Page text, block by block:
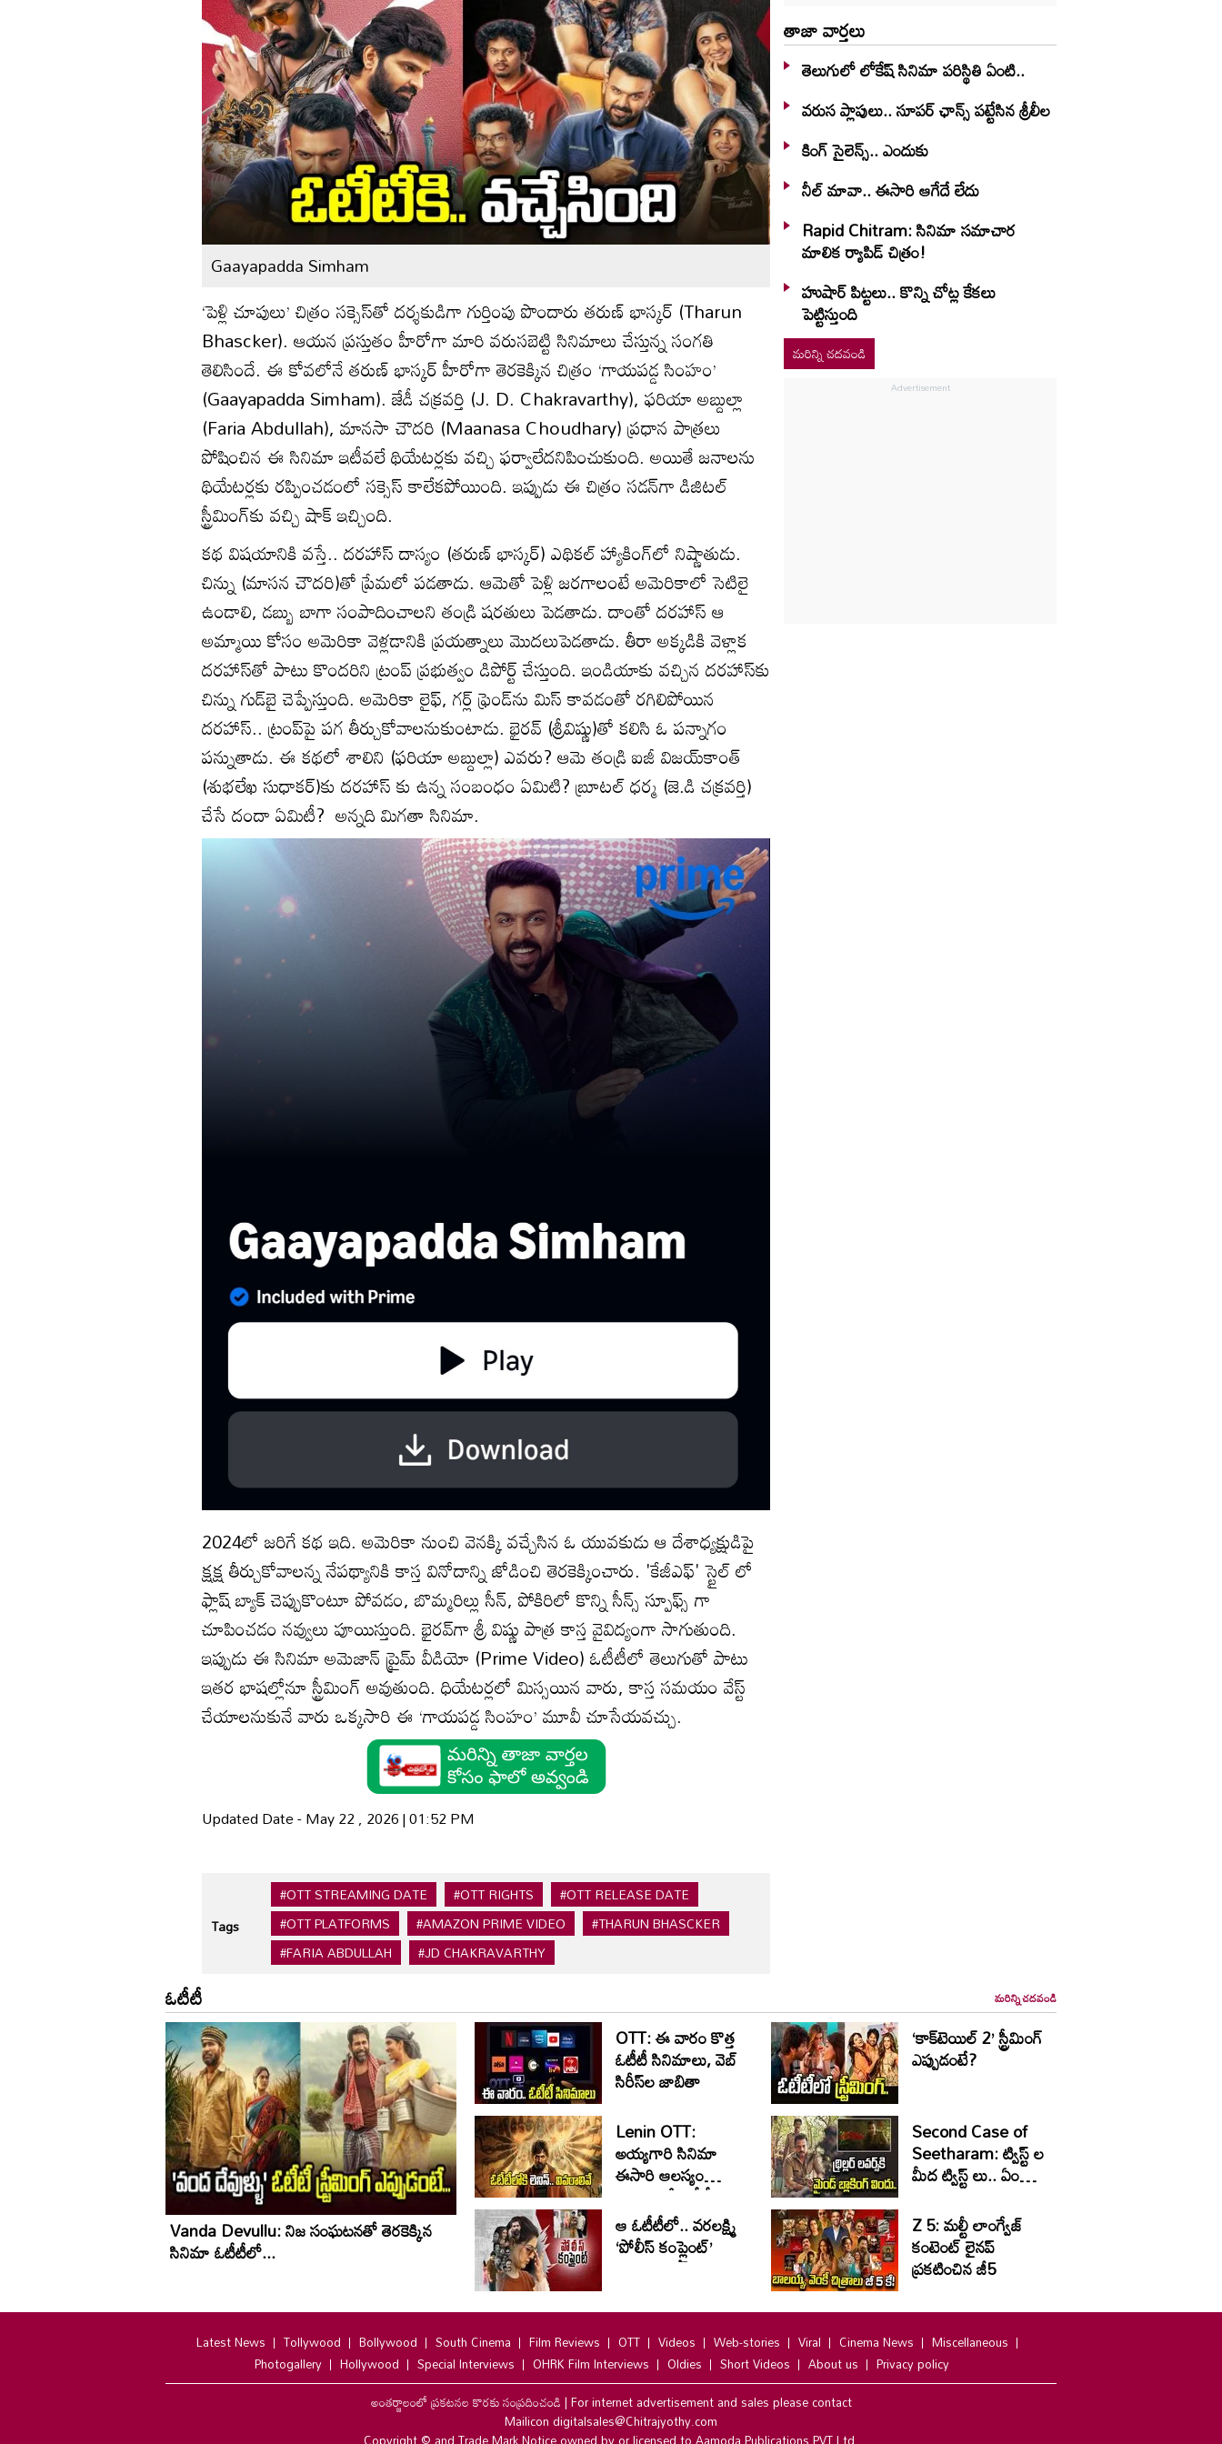
Gaayapadda Simham
‘పెళ్లి చూపులు’ చిత్రం సక్సెస్‌తో దర్శకుడిగా గుర్తింపు పొందారు తరుణ్‌ భాస్కర్ (Tharun
Bhascker). ఆయన ప్రస్తుతం హీరోగా మారి వ‌రుస‌బెట్టి సినిమాలు చేస్తున్న సంగ‌తి
తెలిసిందే. ఈ కోవ‌లోనే తరుణ్ భాస్కర్ హీరోగా తెరకెక్కిన చిత్రం ‘గాయపడ్డ సింహం’
(Gaayapadda Simham). జేడీ చ‌క్ర‌వ‌ర్తి (J. D. Chakravarthy), ఫ‌రియా అబ్దుల్లా
(Faria Abdullah), మాన‌సా చౌద‌రి (Maanasa Choudhary) ప్రధాన పాత్రలు
పోషించిన ఈ సినిమా ఇటీవ‌లే థియేట‌ర్ల‌కు వ‌చ్చి ఫ‌ర్వాలేద‌నిపించుకుంది. అయితే జ‌నాల‌ను
థియేట‌ర్ల‌కు ర‌ప్పించ‌డంలో స‌క్సెస్ కాలేక‌పోయింది. ఇప్పుడు ఈ చిత్రం స‌డ‌న్‌గా డిజిట‌ల్
స్ట్రీమింగ్‌కు వ‌చ్చి షాక్ ఇచ్చింది.
క‌థ విష‌యానికి వ‌స్తే.. దరహాస్‌ దాస్యం (తరుణ్‌ భాస్కర్‌) ఎథికల్‌ హ్యాకింగ్‌లో నిష్ణాతుడు.
చిన్ను (మాసన చౌదరి)తో ప్రేమలో పడతాడు. ఆమెతో పెళ్లి జరగాలంటే అమెరికాలో సెటిలై
ఉండాలి, డబ్బు బాగా సంపాదించాలని తండ్రి షరతులు పెడతాడు. దాంతో దరహాస్‌ ఆ
అమ్మాయి కోసం అమెరికా వెళ్లడానికి ప్రయత్నాలు మొదలుపెడతాడు. తీరా అక్కడికి వెళ్లాక
దరహాస్‌తో పాటు కొందరిని ట్రంప్‌ ప్రభుత్వం డిపోర్ట్‌ చేస్తుంది. ఇండియాకు వచ్చిన దరహాస్‌కు
చిన్ను గుడ్‌బై చెప్పేస్తుంది. అమెరికా లైఫ్‌, గర్ల్‌ ఫ్రెండ్‌ను మిస్‌ కావడంతో రగిలిపోయిన
దరహాస్‌.. ట్రంప్‌పై పగ తీర్చుకోవాలనుకుంటాడు. భైరవ్ (శ్రీవిష్ణు)తో కలిసి ఓ పన్నాగం
పన్నుతాడు. ఈ కథలో శాలిని (ఫరియా అబ్దుల్లా) ఎవరు? ఆమె తండ్రి ఐజీ విజయ్‌కాంత్‌
(శుభలేఖ సుధాకర్‌)కు దరహాస్‌ కు ఉన్న సంబంధం ఏమిటి? బ్రూటల్‌ ధర్మ (జె.డి చక్రవర్తి)
చేసే దందా ఏమిటీ? అన్నది మిగతా సినిమా.
2024లో జరిగే కథ ఇది. అమెరికా నుంచి వెనక్కి వచ్చేసిన ఓ యువకుడు ఆ దేశాధ్యక్షుడిపై
క్షక్ష తీర్చుకోవాలన్న నేపథ్యానికి కాస్త వినోదాన్ని జోడించి తెరకెక్కించారు. 'కేజీఎఫ్' స్టైల్ లో
ఫ్లాష్ బ్యాక్ చెప్పుకొంటూ పోవ‌డం, బొమ్మరిల్లు సీన్, పోకిరిలో కొన్ని సీన్స్ స్పూఫ్స్ గా
చూపించడం నవ్వులు పూయిస్తుంది. భైరవ్‌గా శ్రీ విష్ణు పాత్ర కాస్త వైవిద్యంగా సాగుతుంది.
ఇప్పుడు ఈ సినిమా అమెజాన్ ప్రైమ్ వీడియో (Prime Video) ఓటీటీలో తెలుగుతో పాటు
ఇత‌ర భాష‌ల్లోనూ స్ట్రీమింగ్ అవుతుంది. ధియేట‌ర్ల‌లో మిస్స‌యిన‌ వారు, కాస్త స‌మ‌యం వేస్ట్
చేయాల‌నుకునే వారు ఒక్క‌సారి ఈ ‘గాయపడ్డ సింహం’ మూవీ చూసేయ‌వ‌చ్చు.
Updated Date - May 22 , 2026 | 01:52 PM
Tags
#OTT STREAMING DATE #OTT RIGHTS
#OTT RELEASE DATE
#OTT PLATFORMS
#AMAZON PRIME VIDEO
#THARUN BHASCKER
#FARIA ABDULLAH
#JD CHAKRAVARTHY
తాజా వార్తలు
తెలుగులో లోకేష్ సినిమా పరిస్థితి ఏంటి..
వరుస ప్లాపులు.. సూపర్ ఛాన్స్ పట్టేసిన శ్రీలీల
కింగ్ సైలెన్స్.. ఎందుకు
నీల్ మావా.. ఈసారి ఆగేదే లేదు
Rapid Chitram: సినిమా సమాచార
మాలిక ర్యాపిడ్ చిత్రం!
హుషార్‌ పిట్టలు.. కొన్ని చోట్ల కేకలు
పెట్టిస్తుంది
మరిన్ని చదవండి
ఓటీటీ మరిన్ని చదవండి
Vanda Devullu: నిజ సంఘటనతో తెరకెక్కిన
సినిమా ఓటీటీలో...
OTT: ఈ వారం కొత్త
ఓటీటీ సినిమాలు, వెబ్
సిరీస్‌ల జాబితా
‘కాక్‌టెయిల్‌ 2’ స్ట్రీమింగ్‌
ఎప్పుడంటే?
Lenin OTT:
అయ్యగారి సినిమా
ఈసారి ఆలస్యం
కాకుండానే ఓటీటీకి..
Second Case of
Seetharam: ట్విస్ట్ ల
మీద ట్విస్ట్ లు.. ఏం
సినిమారా బాబు
ఆ ఓటీటీలో.. వ‌ర‌ల‌క్ష్మి
‘పోలీస్ కంప్లైంట్’
Z 5: మల్టీ లాంగ్వేజ్‌
కంటెంట్‌ లైనప్‌
ప్రకటించిన జీ5
Latest News Tollywood Bollywood South Cinema Film Reviews OTT Videos Web-stories Viral Cinema News
Miscellaneous
Photogallery
Hollywood Special Interviews OHRK Film Interviews Oldies Short Videos About us
Privacy policy
అంతర్జాలంలో ప్రకటనల కొరకు సంప్రదించండి|For internet advertisement and sales please contact
Mailicon digitalsales@Chitrajyothy.com